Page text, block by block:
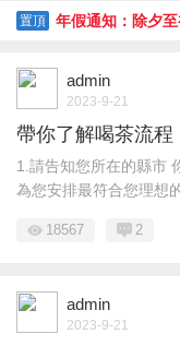
置頂 年假通知：除夕
admin
2023-9-21
帶你了解喝茶流程
1.請告知您所在的縣市
為您安排最符合您理想
18567 2
admin
2023-9-21